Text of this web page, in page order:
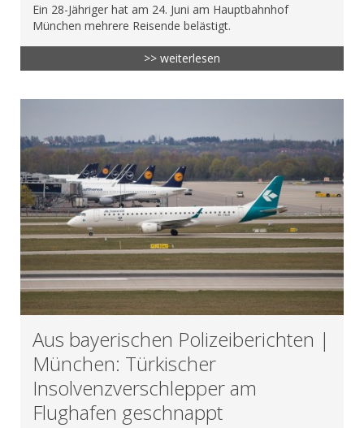
Ein 28-Jähriger hat am 24. Juni am Hauptbahnhof
München mehrere Reisende belästigt.
>> weiterlesen
Aus bayerischen Polizeiberichten |
München: Türkischer
Insolvenzverschlepper am
Flughafen geschnappt